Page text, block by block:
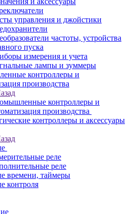
управления и джойстики
частоты, устройства
пуска
измерения и учета
лампы и зуммеры
контроллеры и
производства
контроллеры и
производства
контроллеры и аксессуары
реле
реле
времени, таймеры
контроля